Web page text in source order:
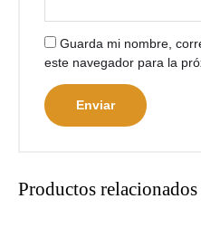
Guarda mi nombre,
este navegador para la
Productos relacionados